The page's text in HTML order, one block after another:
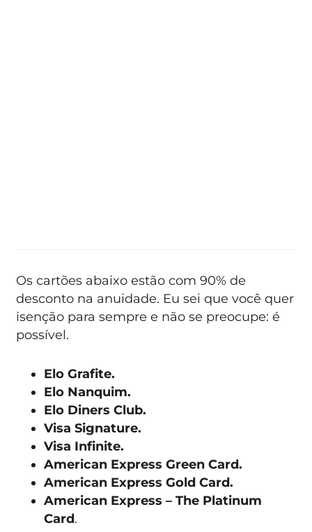
Os cartões abaixo estão com 90% de
desconto na anuidade. Eu sei que você quer
isenção para sempre e não se preocupe: é
possível.
Elo Grafite.
Elo Nanquim.
Elo Diners Club.
Visa Signature.
Visa Infinite.
American Express Green Card.
American Express Gold Card.
American Express – The Platinum
Card.